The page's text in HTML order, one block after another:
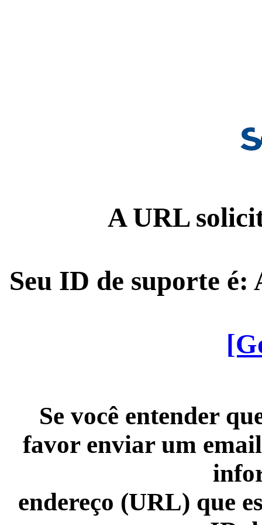
A URL
Seu ID de suporte é:
Se você entender
favor enviar um
endereço (URL) que